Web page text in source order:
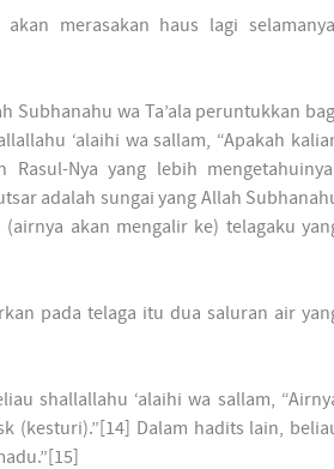
merasakan haus lagi
Subhanahu wa Ta’ala peruntukkan
‘alaihi wa sallam, “Apakah
Nya yang lebih
adalah sungai yang Allah
akan mengalir ke) telagaku
pada telaga itu dua saluran air
shallallahu ‘alaihi wa sallam,
(kesturi).”[14] Dalam hadits lain,